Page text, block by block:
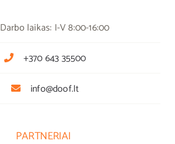
Darbo laikas: I-V 8:00-16:00
+370 643 35500
info@doof.lt
PARTNERIAI